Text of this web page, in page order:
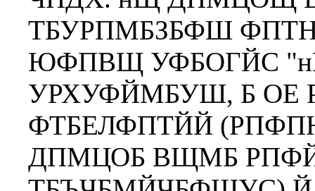
ТБУРПМБЗБФШ
ЮФПВЩ УФБОГЙС
УРХУФЙМБУШ, Б ОЕ
ФТБЕЛФПТЙЙ
ДПМЦОБ ВЩМБ